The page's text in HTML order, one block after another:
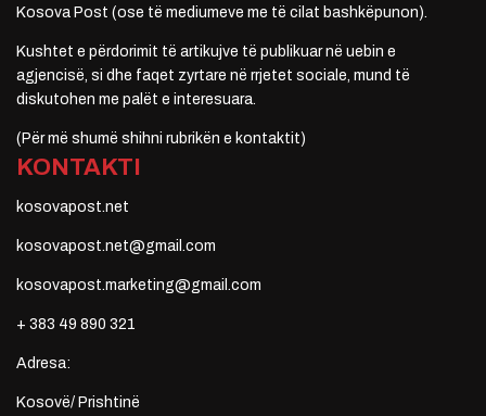
Kosova Post (ose të mediumeve me të cilat bashkëpunon).
Kushtet e përdorimit të artikujve të publikuar në uebin e
agjencisë, si dhe faqet zyrtare në rrjetet sociale, mund të
diskutohen me palët e interesuara.
(Për më shumë shihni rubrikën e kontaktit)
KONTAKTI
kosovapost.net
kosovapost.net@gmail.com
kosovapost.marketing@gmail.com
+ 383 49 890 321
Adresa:
Kosovë/ Prishtinë